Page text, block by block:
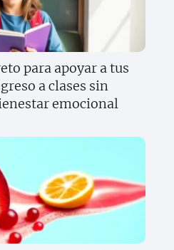
para apoyar a tus
a clases sin
emocional